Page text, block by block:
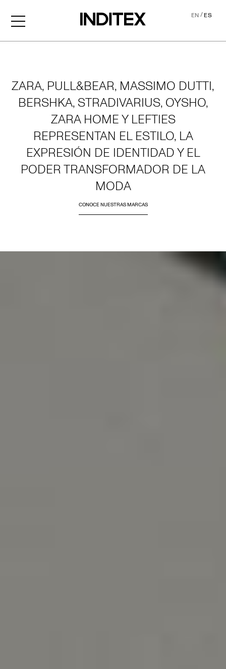
EN/ES
ZARA, PULL&BEAR, MASSIMO DUTTI,
BERSHKA, STRADIVARIUS, OYSHO,
ZARA HOME Y LEFTIES
REPRESENTAN EL ESTILO, LA
EXPRESIÓN DE IDENTIDAD Y EL
PODER TRANSFORMADOR DE LA
MODA
CONOCE NUESTRAS MARCAS